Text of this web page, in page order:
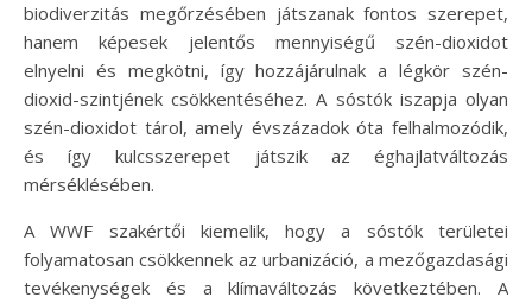
biodiverzitás megőrzésében játszanak fontos szerepet,
hanem képesek jelentős mennyiségű szén-dioxidot
elnyelni és megkötni, így hozzájárulnak a légkör szén-
dioxid-szintjének csökkentéséhez. A sóstók iszapja olyan
szén-dioxidot tárol, amely évszázadok óta felhalmozódik,
és így kulcsszerepet játszik az éghajlatváltozás
mérséklésében.
A WWF szakértői kiemelik, hogy a sóstók területei
folyamatosan csökkennek az urbanizáció, a mezőgazdasági
tevékenységek és a klímaváltozás következtében. A